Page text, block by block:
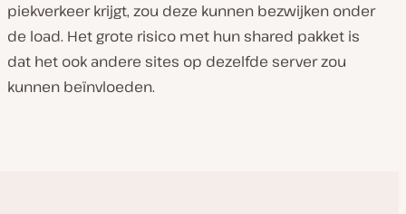
piekverkeer krijgt, zou deze kunnen bezwijken onder
de load. Het grote risico met hun shared pakket is
dat het ook andere sites op dezelfde server zou
kunnen beïnvloeden.